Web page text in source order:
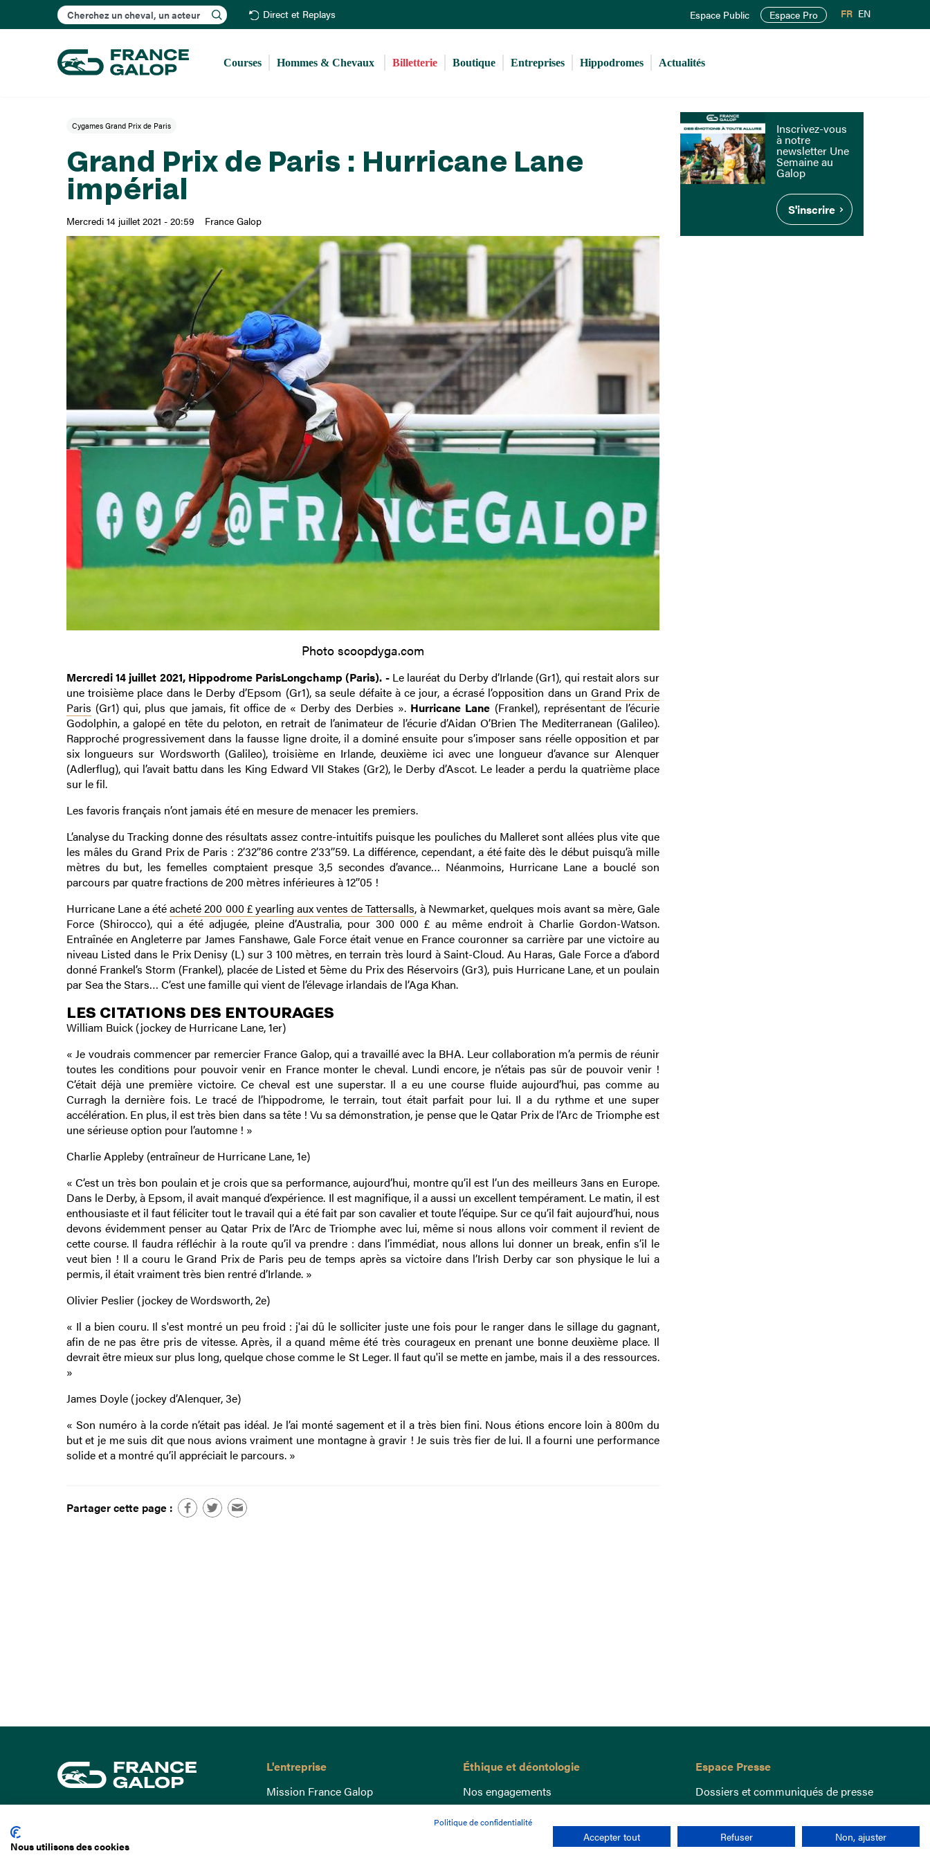
au
principal
Rechercher Direct et Replays Espace Public Espace Pro FR EN
Courses Hommes & Chevaux Billetterie Boutique Entreprises Hippodromes Actualités
Grand Prix de Paris : Hurricane Lane
impérial
Mercredi 14 juillet 2021 - 20:59 France Galop
Cygames Grand Prix de Paris
Photo scoopdyga.com
Mercredi 14 juillet 2021, Hippodrome ParisLongchamp (Paris). -Le lauréat du Derby d’Irlande (Gr1), qui restait alors sur
une troisième place dans le Derby d’Epsom (Gr1), sa seule défaite à ce jour, a écrasé l’opposition dans unGrand Prix de
Paris (Gr1) qui, plus que jamais, fit office de « Derby des Derbies ». Hurricane Lane (Frankel), représentant de l’écurie
Godolphin, a galopé en tête du peloton, en retrait de l’animateur de l’écurie d’Aidan O’Brien The Mediterranean (Galileo).
Rapproché progressivement dans la fausse ligne droite, il a dominé ensuite pour s’imposer sans réelle opposition et par
six longueurs sur Wordsworth (Galileo), troisième en Irlande, deuxième ici avec une longueur d’avance sur Alenquer
(Adlerflug), qui l’avait battu dans les King Edward VII Stakes (Gr2), le Derby d’Ascot. Le leader a perdu la quatrième place
sur le fil.
Les favoris français n’ont jamais été en mesure de menacer les premiers.
L’analyse du Tracking donne des résultats assez contre-intuitifs puisque les pouliches du Malleret sont allées plus vite que
les mâles du Grand Prix de Paris : 2’32’’86 contre 2’33’’59. La différence, cependant, a été faite dès le début puisqu’à mille
mètres du but, les femelles comptaient presque 3,5 secondes d’avance… Néanmoins, Hurricane Lane a bouclé son
parcours par quatre fractions de 200 mètres inférieures à 12’’05 !
Hurricane Lane a étéacheté 200 000 £ yearling aux ventes de Tattersalls, à Newmarket, quelques mois avant sa mère, Gale
Force (Shirocco), qui a été adjugée, pleine d’Australia, pour 300 000 £ au même endroit à Charlie Gordon-Watson.
Entraînée en Angleterre par James Fanshawe, Gale Force était venue en France couronner sa carrière par une victoire au
niveau Listed dans le Prix Denisy (L) sur 3 100 mètres, en terrain très lourd à Saint-Cloud. Au Haras, Gale Force a d’abord
donné Frankel’s Storm (Frankel), placée de Listed et 5ème du Prix des Réservoirs (Gr3), puis Hurricane Lane, et un poulain
par Sea the Stars… C’est une famille qui vient de l’élevage irlandais de l’Aga Khan.
LES CITATIONS DES ENTOURAGES
William Buick (jockey de Hurricane Lane, 1er)
« Je voudrais commencer par remercier France Galop, qui a travaillé avec la BHA. Leur collaboration m’a permis de réunir
toutes les conditions pour pouvoir venir en France monter le cheval. Lundi encore, je n’étais pas sûr de pouvoir venir !
C’était déjà une première victoire. Ce cheval est une superstar. Il a eu une course fluide aujourd’hui, pas comme au
Curragh la dernière fois. Le tracé de l’hippodrome, le terrain, tout était parfait pour lui. Il a du rythme et une super
accélération. En plus, il est très bien dans sa tête ! Vu sa démonstration, je pense que le Qatar Prix de l’Arc de Triomphe est
une sérieuse option pour l’automne ! »
Charlie Appleby (entraîneur de Hurricane Lane, 1e)
« C’est un très bon poulain et je crois que sa performance, aujourd’hui, montre qu’il est l’un des meilleurs 3ans en Europe.
Dans le Derby, à Epsom, il avait manqué d’expérience. Il est magnifique, il a aussi un excellent tempérament. Le matin, il est
enthousiaste et il faut féliciter tout le travail qui a été fait par son cavalier et toute l’équipe. Sur ce qu’il fait aujourd’hui, nous
devons évidemment penser au Qatar Prix de l’Arc de Triomphe avec lui, même si nous allons voir comment il revient de
cette course. Il faudra réfléchir à la route qu’il va prendre : dans l’immédiat, nous allons lui donner un break, enfin s’il le
veut bien ! Il a couru le Grand Prix de Paris peu de temps après sa victoire dans l’Irish Derby car son physique le lui a
permis, il était vraiment très bien rentré d’Irlande. »
Olivier Peslier (jockey de Wordsworth, 2e)
« Il a bien couru. Il s'est montré un peu froid : j'ai dû le solliciter juste une fois pour le ranger dans le sillage du gagnant,
afin de ne pas être pris de vitesse. Après, il a quand même été très courageux en prenant une bonne deuxième place. Il
devrait être mieux sur plus long, quelque chose comme le St Leger. Il faut qu'il se mette en jambe, mais il a des ressources.
»
James Doyle (jockey d’Alenquer, 3e)
« Son numéro à la corde n’était pas idéal. Je l’ai monté sagement et il a très bien fini. Nous étions encore loin à 800m du
but et je me suis dit que nous avions vraiment une montagne à gravir ! Je suis très fier de lui. Il a fourni une performance
solide et a montré qu’il appréciait le parcours. »
Partager cette page :
Inscrivez-vous
à notre
newsletter Une
Semaine au
Galop
S'inscrire
01 49 10 20 29
L'entreprise
Mission France Galop
Gouvernance
Éthique et déontologie
Nos engagements
Lutte anti-dopage
Bien être equin
Index Egalité Femmes-Hommes
Espace Presse
Dossiers et communiqués de presse
Politique de confidentialité
Nous utilisons des cookies
Accepter tout Refuser Non, ajuster